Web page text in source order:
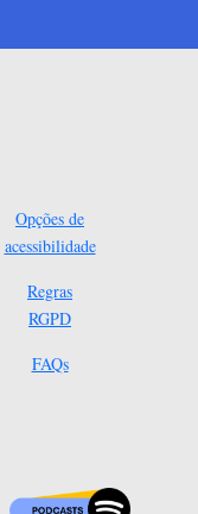
Opções de
acessibilidade
Regras
RGPD
FAQs